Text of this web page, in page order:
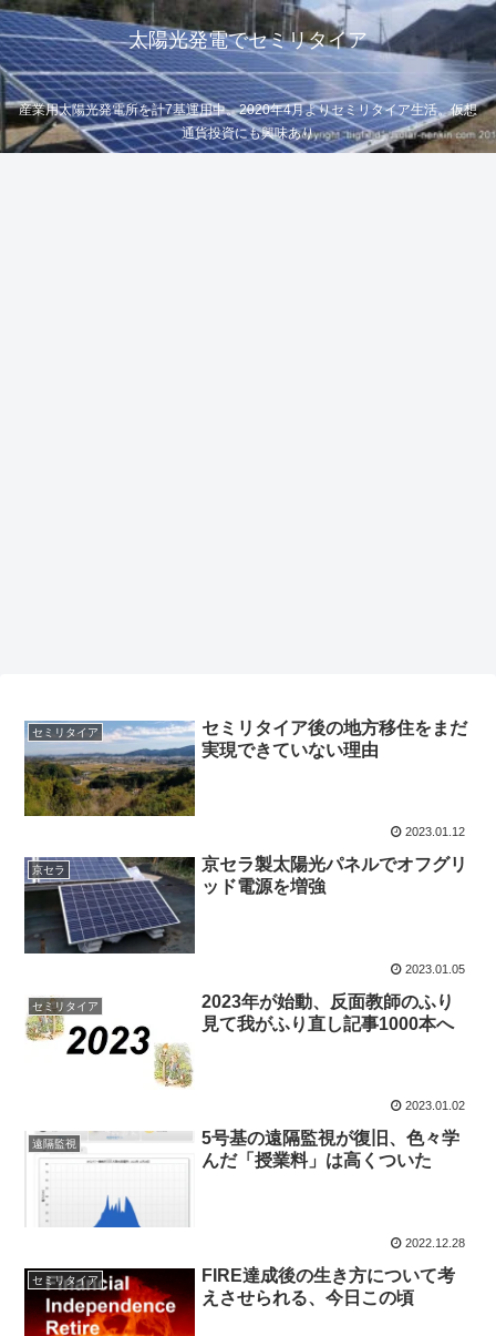
太陽光発電でセミリタイア
産業用太陽光発電所を計7基運用中。2020年4月よりセミリタイア生活。仮想
通貨投資にも興味あり
セミリタイア
セミリタイア後の地方移住をまだ
実現できていない理由
2023.01.12
京セラ
京セラ製太陽光パネルでオフグリ
ッド電源を増強
2023.01.05
セミリタイア
2023年が始動、反面教師のふり
見て我がふり直し記事1000本へ
2023.01.02
遠隔監視
5号基の遠隔監視が復旧、色々学
んだ「授業料」は高くついた
2022.12.28
セミリタイア
FIRE達成後の生き方について考
えさせられる、今日この頃